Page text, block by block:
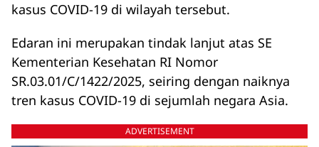
kasus COVID-19 di wilayah tersebut.
Edaran ini merupakan tindak lanjut atas SE
Kementerian Kesehatan RI Nomor
SR.03.01/C/1422/2025, seiring dengan naiknya
tren kasus COVID-19 di sejumlah negara Asia.
ADVERTISEMENT